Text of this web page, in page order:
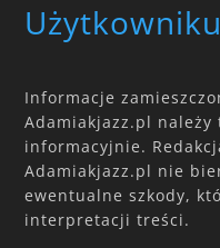
Informacje
Adamiakjazz.pl należy
informacyjnie.
Adamiakjazz.pl nie
ewentualne szkody,
interpretacji treści.